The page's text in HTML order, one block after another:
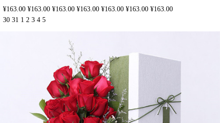
¥163.00 ¥163.00 ¥163.00 ¥163.00 ¥163.00 ¥163.00 ¥163.00
30 31 1 2 3 4 5